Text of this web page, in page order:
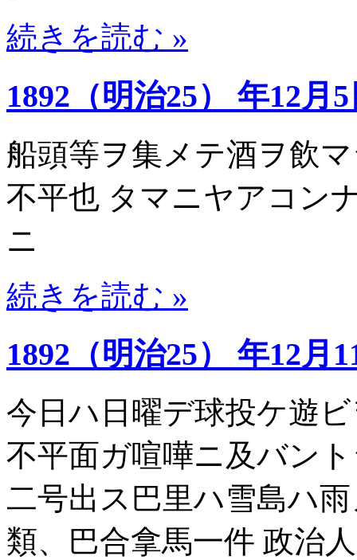
続きを読む »
1892（明治25） 年12月
船頭等ヲ集メテ酒ヲ飲
不平也 タマニヤアコン
ニ
続きを読む »
1892（明治25） 年12月
今日ハ日曜デ球投ケ遊
不平面ガ喧嘩ニ及バン
二号出ス巴里ハ雪島ハ
類、巴合拿馬一件 政治